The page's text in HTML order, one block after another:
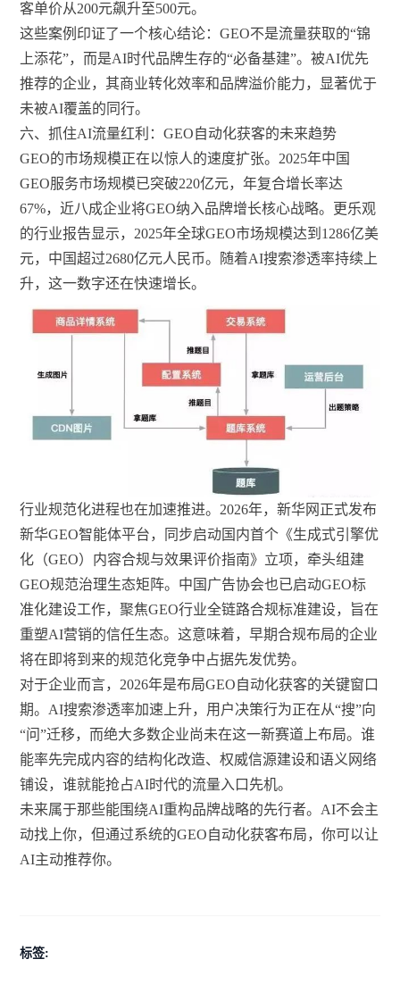
客单价从200元飙升至500元。
这些案例印证了一个核心结论：GEO不是流量获取的“锦
上添花”，而是AI时代品牌生存的“必备基建”。被AI优先
推荐的企业，其商业转化效率和品牌溢价能力，显著优于
未被AI覆盖的同行。
六、抓住AI流量红利：GEO自动化获客的未来趋势
GEO的市场规模正在以惊人的速度扩张。2025年中国
GEO服务市场规模已突破220亿元，年复合增长率达
67%，近八成企业将GEO纳入品牌增长核心战略。更乐观
的行业报告显示，2025年全球GEO市场规模达到1286亿美
元，中国超过2680亿元人民币。随着AI搜索渗透率持续上
升，这一数字还在快速增长。
行业规范化进程也在加速推进。2026年，新华网正式发布
新华GEO智能体平台，同步启动国内首个《生成式引擎优
化（GEO）内容合规与效果评价指南》立项，牵头组建
GEO规范治理生态矩阵。中国广告协会也已启动GEO标
准化建设工作，聚焦GEO行业全链路合规标准建设，旨在
重塑AI营销的信任生态。这意味着，早期合规布局的企业
将在即将到来的规范化竞争中占据先发优势。
对于企业而言，2026年是布局GEO自动化获客的关键窗口
期。AI搜索渗透率加速上升，用户决策行为正在从“搜”向
“问”迁移，而绝大多数企业尚未在这一新赛道上布局。谁
能率先完成内容的结构化改造、权威信源建设和语义网络
铺设，谁就能抢占AI时代的流量入口先机。
未来属于那些能围绕AI重构品牌战略的先行者。AI不会主
动找上你，但通过系统的GEO自动化获客布局，你可以让
AI主动推荐你。
标签: